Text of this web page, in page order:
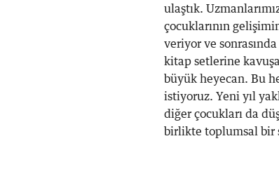
ulaştık.
çocuklarının
veriyor ve
kitap setlerine
büyük heyecan. Bu
istiyoruz. Yeni yıl
diğer çocukları da
birlikte toplumsal bir